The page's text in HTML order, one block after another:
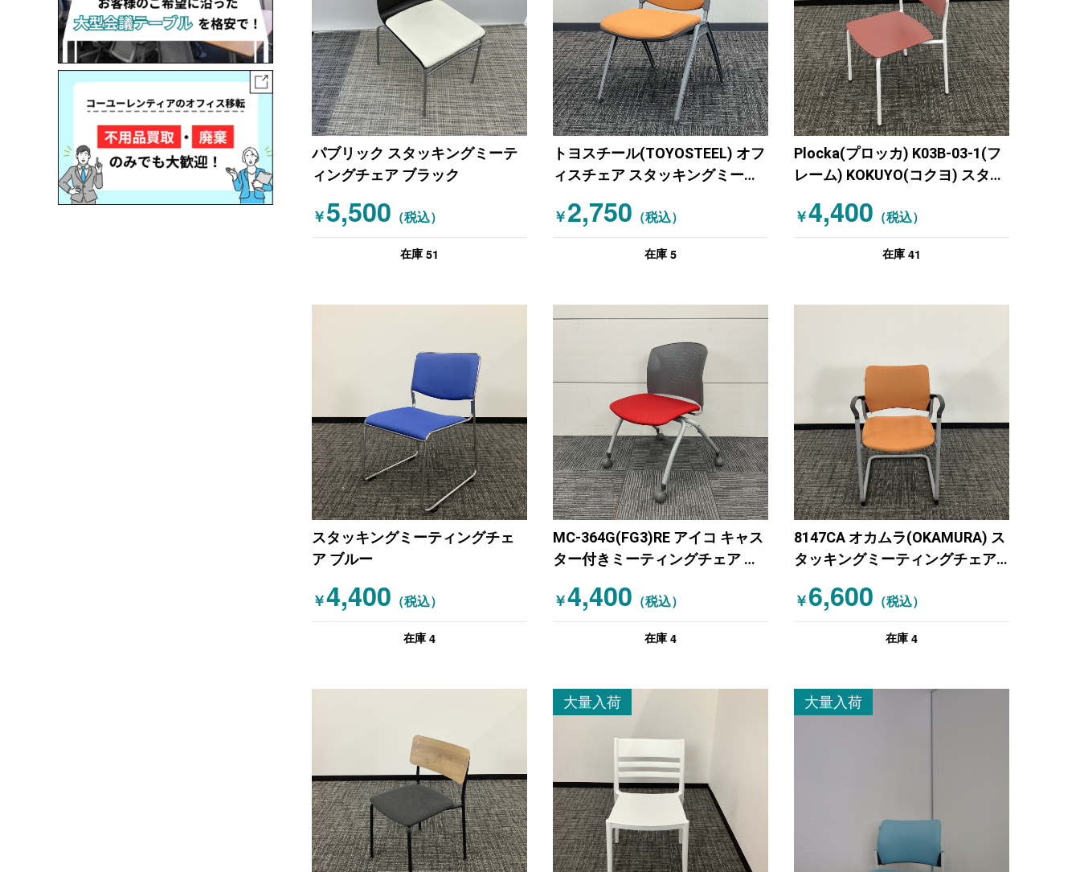
パブリック スタッキングミーテ
ィングチェア ブラック
￥5,500 （税込）
在庫 51
トヨスチール(TOYOSTEEL) オフ
ィスチェア スタッキングミーテ
￥2,750 （税込）
在庫 5
Plocka(プロッカ) K03B-03-1(フ
レーム) KOKUYO(コクヨ) スタッ
ド
￥4,400 （税込）
在庫 41
スタッキングミーティングチェ
ア ブルー
￥4,400 （税込）
在庫 4
MC-364G(FG3)RE アイコ キャス
ター付きミーティングチェア ス
レッド
￥4,400 （税込）
在庫 4
8147CA オカムラ(OKAMURA) ス
タッキングミーティングチェア
￥6,600 （税込）
在庫 4
大量入荷 大量入荷